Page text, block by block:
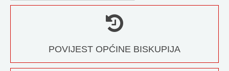
POVIJEST OPĆINE BISKUPIJA